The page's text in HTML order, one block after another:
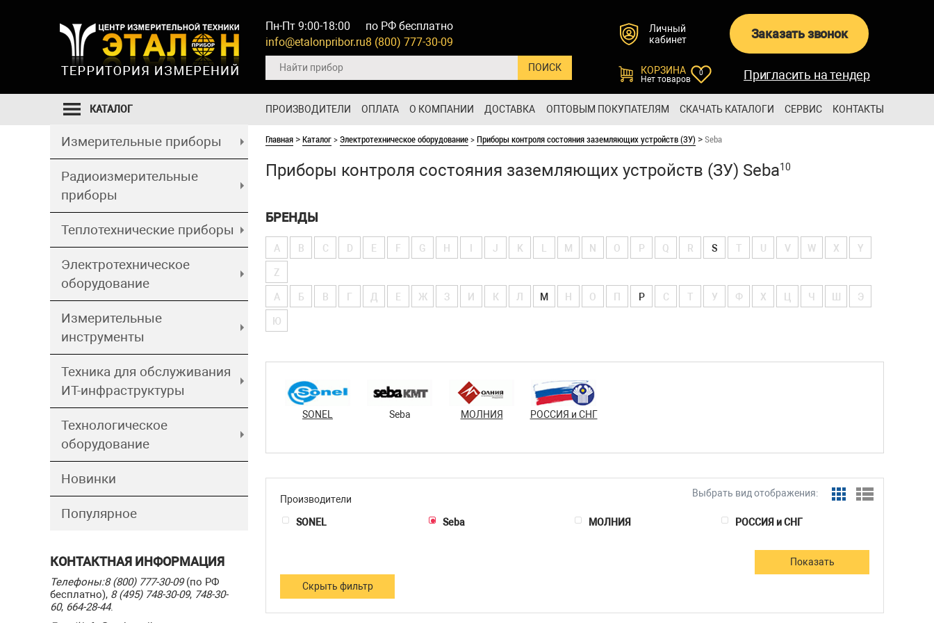
Пн-Пт 9:00-18:00
info@etalonpribor.ru
по РФ бесплатно
8 (800) 777-30-09
Личный
кабинет
Заказать звонок
КОРЗИНА
Нет товаров
0 Пригласить на тендер
ПРОИЗВОДИТЕЛИ ОПЛАТА О КОМПАНИИ ДОСТАВКА ОПТОВЫМ ПОКУПАТЕЛЯМ СКАЧАТЬ КАТАЛОГИ СЕРВИС КОНТАКТЫ
КАТАЛОГ
Измерительные приборы
Радиоизмерительные
приборы
Теплотехнические приборы
Электротехническое
оборудование
Измерительные
инструменты
Техника для обслуживания
ИТ-инфраструктуры
Технологическое
оборудование
Новинки
Популярное
КОНТАКТНАЯ ИНФОРМАЦИЯ
Телефоны:8 (800) 777-30-09(по РФ
бесплатно), 8 (495) 748-30-09, 748-30-
60, 664-28-44.
Главная >Каталог>Электротехническое оборудование>Приборы контроля состояния заземляющих устройств (ЗУ) >Seba
Приборы контроля состояния заземляющих устройств (ЗУ) Seba10
БРЕНДЫ
A B C D E F G H J K M N O P Q R S T V W X Y
Z
А Б В Г Д Е Ж З И К Л М Н О П Р С Т У Ф Х Ч Э
Ю
SONEL Seba МОЛНИЯ РОССИЯ и СНГ
Выбрать вид отображения:
Производители
SONEL Seba МОЛНИЯ РОССИЯ и СНГ
Скрыть фильтр